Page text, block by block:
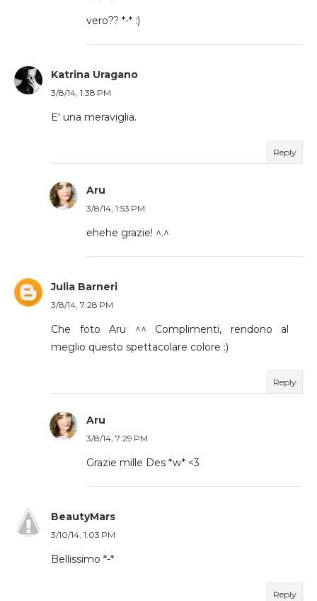
vero?? *-* :)
Katrina Uragano
3/8/14, 1:38 PM
E' una meraviglia.
Reply
Aru
3/8/14, 1:53 PM
ehehe grazie! ^.^
Julia Barneri
3/8/14, 7:28 PM
Che foto Aru ^^ Complimenti, rendono al
meglio questo spettacolare colore :)
Reply
Aru
3/8/14, 7:29 PM
Grazie mille Des *w* <3
BeautyMars
3/10/14, 1:03 PM
Bellissimo *-*
Reply